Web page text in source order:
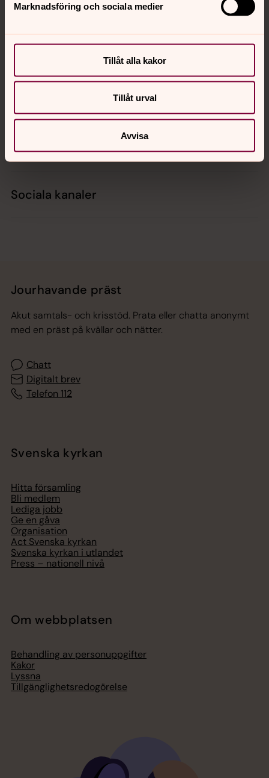
Marknadsföring och sociala medier
Tillåt alla kakor
Tillåt urval
Avvisa
Hitta snabbt
Sociala kanaler
Jourhavande präst
Akut samtals- och krisstöd. Prata eller chatta anonymt
med en präst på kvällar och nätter.
Chatt
Digitalt brev
Telefon 112
Svenska kyrkan
Hitta församling
Bli medlem
Lediga jobb
Ge en gåva
Organisation
Act Svenska kyrkan
Svenska kyrkan i utlandet
Press – nationell nivå
Om webbplatsen
Behandling av personuppgifter
Kakor
Lyssna
Tillgänglighetsredogörelse